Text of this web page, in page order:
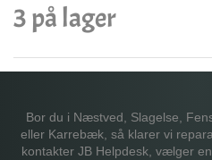
3 på lager
Bor du i Næstved, Slagelse,
eller Karrebæk, så klarer vi
kontakter JB Helpdesk, vælger